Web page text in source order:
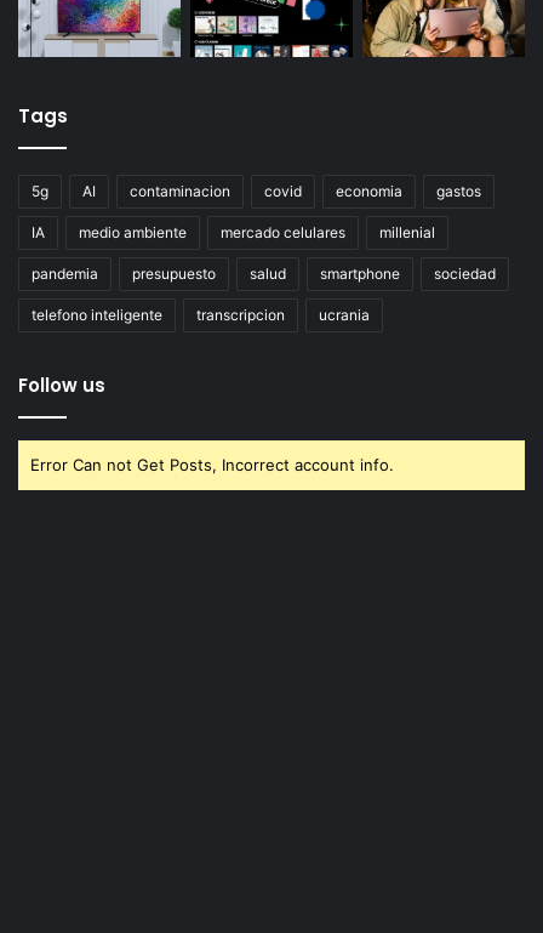
Tags
5g AI contaminacion covid economia gastos
IA medio ambiente mercado celulares millenial
pandemia presupuesto salud smartphone sociedad
telefono inteligente transcripcion ucrania
Follow us
Error Can not Get Posts, Incorrect account info.